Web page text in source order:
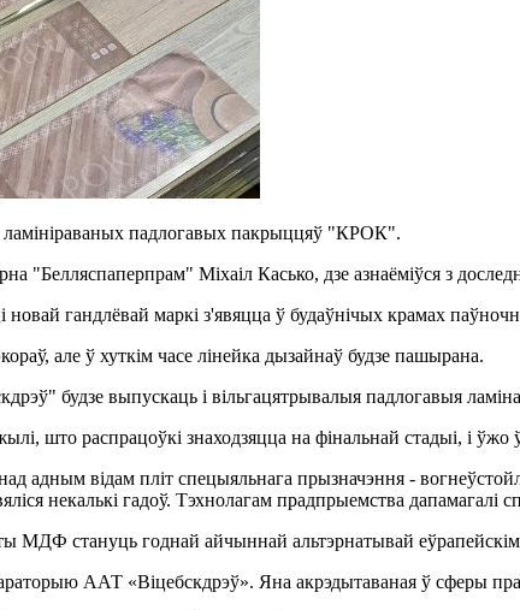
падлогавых пакрыццяў "КРОК".
"Белляспаперпрам" Міхаіл Касько, дзе азнаёміўся з
гандлёвай маркі з'явяцца ў будаўнічых крамах
але ў хуткім часе лінейка дызайнаў будзе пашырана.
будзе выпускаць і вільгацятрывалыя падлогавыя
што распрацоўкі знаходзяцца на фінальнай стадыі, і
адным відам пліт спецыяльнага прызначэння -
некалькі гадоў. Тэхнолагам прадпрыемства дапамагалі
МДФ стануць годнай айчыннай альтэрнатывай еўрапейскім
ААТ «Віцебскдрэў». Яна акрэдытаваная ў сферы